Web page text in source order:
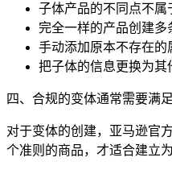
子体产品的不同点不属
完全一样的产品创建
手动添加原本不存在的
把子体的信息更换为其
四、合规的变体通常需要满
对于变体的创建，亚马逊官
个准则的商品，才适合建立